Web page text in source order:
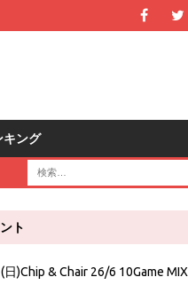
キング
ト
日)Chip & Chair 26/6 10Game MIX